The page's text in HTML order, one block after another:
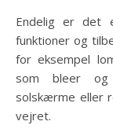
Endelig er det
funktioner og
for eksempel
som bleer og
solskærme eller
vejret.